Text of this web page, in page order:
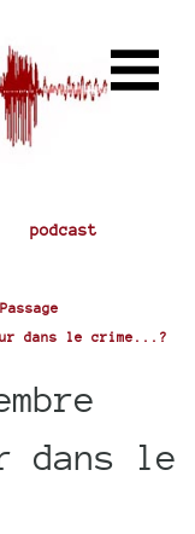
podcast
dans le crime...?
dans le